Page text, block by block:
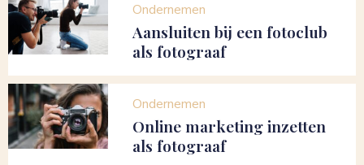
Ondernemen
Aansluiten bij een fotoclub
als fotograaf
Ondernemen
Online marketing inzetten
als fotograaf